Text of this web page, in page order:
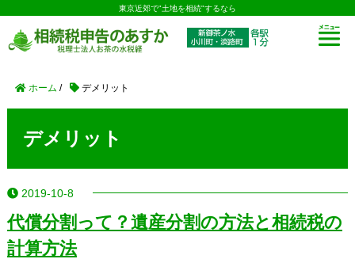
東京近郊で"土地を相続"するなら
ホーム / デメリット
デメリット
2019-10-8
代償分割って？遺産分割の方法と相続税の
計算方法